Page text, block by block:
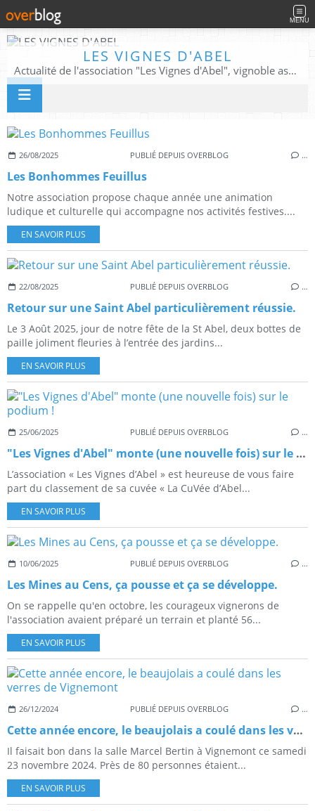
MENU
LES VIGNES D'ABEL
Actualité de l'association "Les Vignes d'Abel", vignoble associatif, patrimoine végétal et historique.
26/08/2025 PUBLIÉ DEPUIS OVERBLOG …
Les Bonhommes Feuillus
Notre association propose chaque année une animation
ludique et culturelle qui accompagne nos activités festives....
EN SAVOIR PLUS
22/08/2025 PUBLIÉ DEPUIS OVERBLOG …
Retour sur une Saint Abel particulièrement réussie.
Le 3 Août 2025, jour de notre fête de la St Abel, deux bottes de
paille joliment fleuries à l’entrée des jardins...
EN SAVOIR PLUS
25/06/2025 PUBLIÉ DEPUIS OVERBLOG …
"Les Vignes d'Abel" monte (une nouvelle fois) sur le podium !
L’association « Les Vignes d’Abel » est heureuse de vous faire
part du classement de sa cuvée « La CuVée d’Abel...
EN SAVOIR PLUS
10/06/2025 PUBLIÉ DEPUIS OVERBLOG …
Les Mines au Cens, ça pousse et ça se développe.
On se rappelle qu'en octobre, les courageux vignerons de
l'association avaient préparé un terrain et planté 56...
EN SAVOIR PLUS
26/12/2024 PUBLIÉ DEPUIS OVERBLOG …
Cette année encore, le beaujolais a coulé dans les verres de Vignemont
Il faisait bon dans la salle Marcel Bertin à Vignemont ce samedi
23 novembre 2024. Près de 80 personnes étaient...
EN SAVOIR PLUS